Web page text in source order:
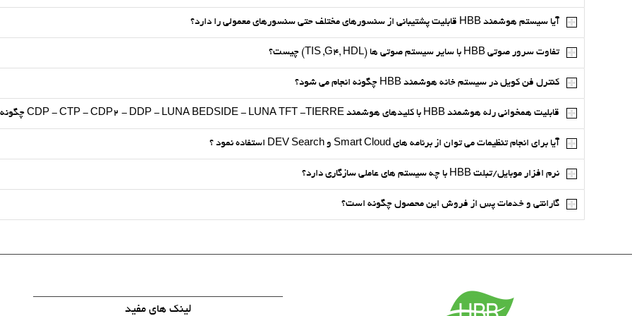
آیا سیستم هوشمند HBB قابلیت پشتیبانی از سنسورهای مختلف حتی سنسورهای معمولی را دارد؟
تفاوت سرور صوتی HBB با سایر سیستم صوتی ها (TIS ,G4, HDL) چیست؟
کنترل فن کویل در سیستم خانه هوشمند HBB چگونه انجام می شود؟
قابلیت همخوانی رله هوشمند HBB با کلیدهای هوشمند CDP - CTP - CDP2 - DDP - LUNA BEDSIDE - LUNA TFT -TIERRE چگونه است ؟
آیا برای انجام تنظیمات می توان از برنامه های Smart Cloud و DEV Search استفاده نمود ؟
نرم افزار موبایل/تبلت HBB با چه سیستم های عاملی سازگاری دارد؟
گارانتی و خدمات پس از فروش این محصول چگونه است؟
لینک های مفید